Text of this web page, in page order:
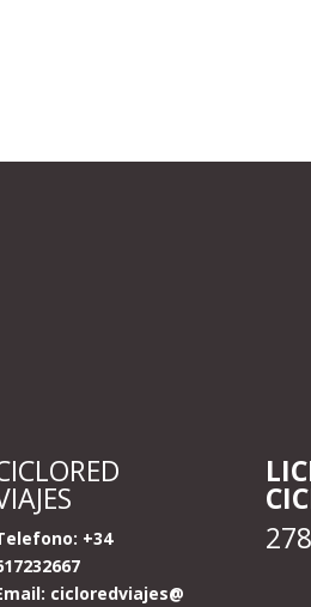
+34
cicloredviajes@